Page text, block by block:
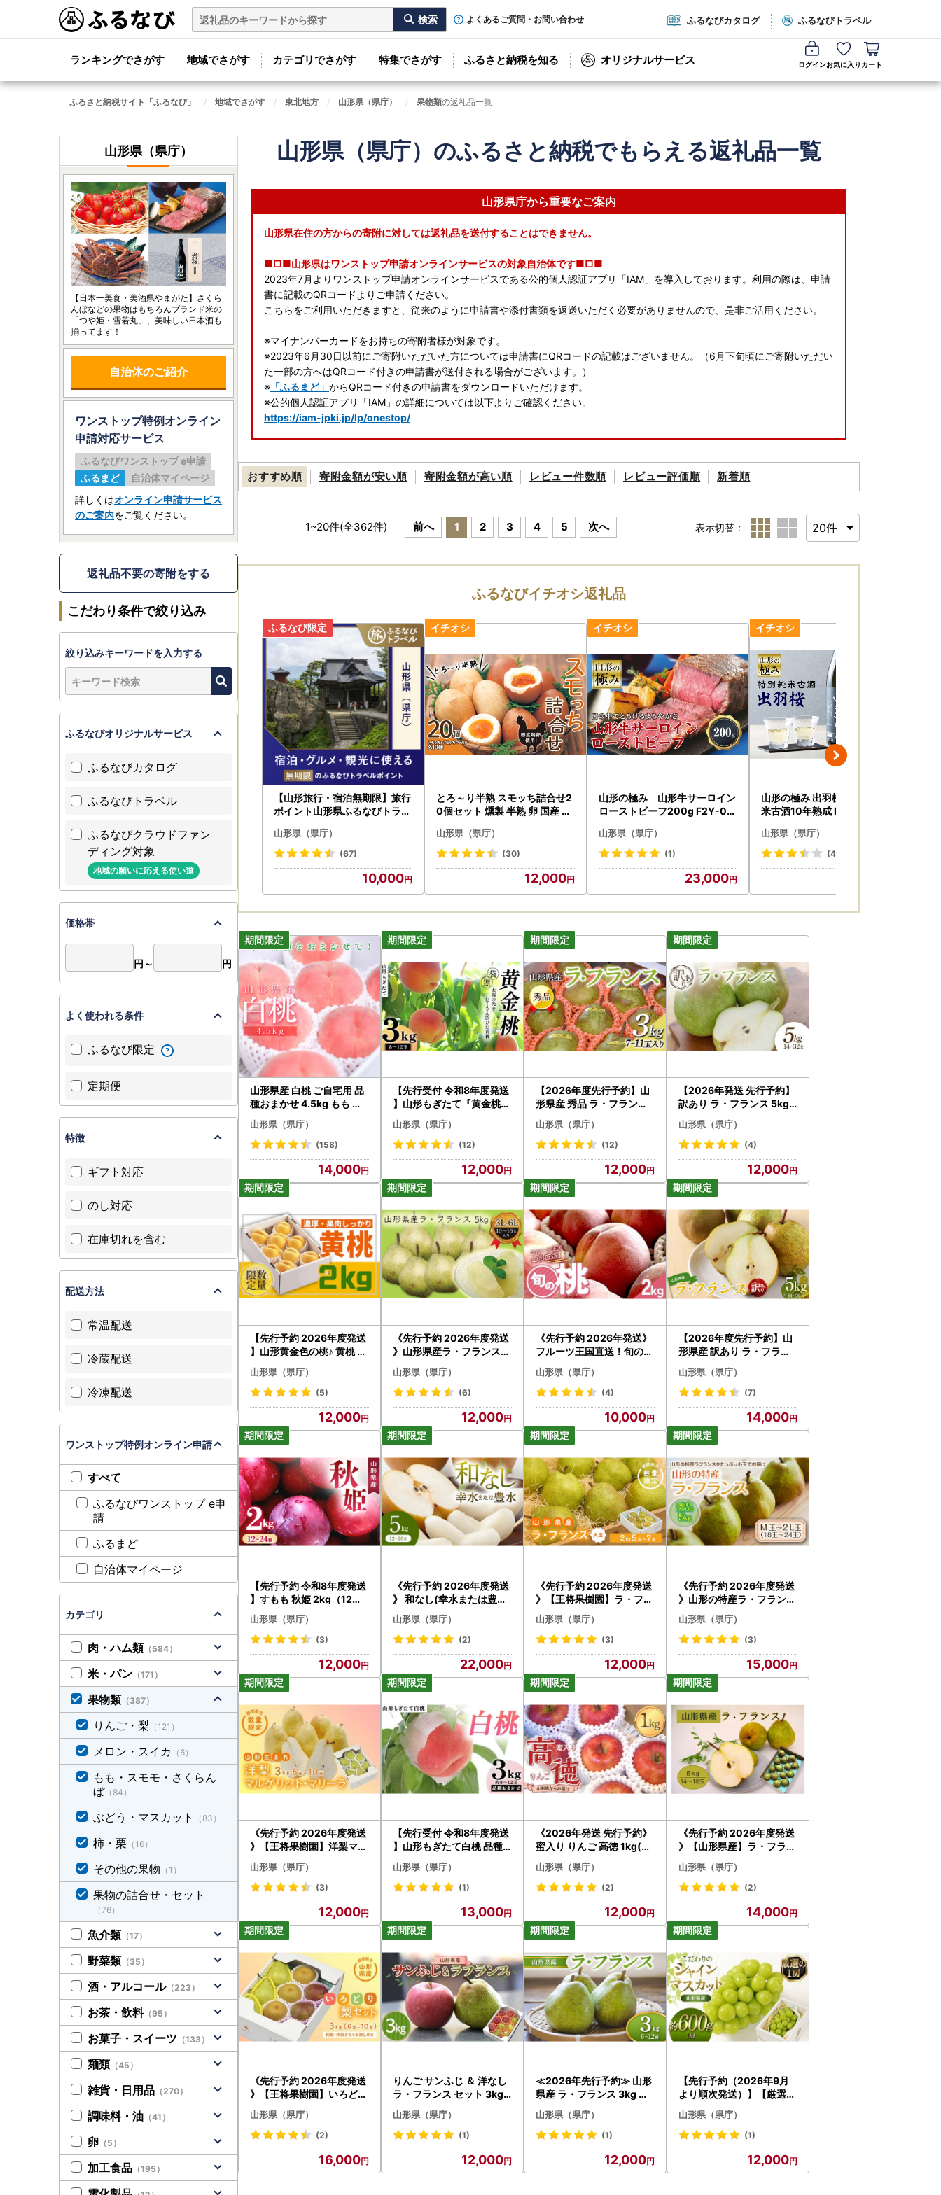
よくあるご質問・お問い合わせ ふるなびカタログ ふるなびトラベル
ランキングでさがす 地域でさがす カテゴリでさがす 特集でさがす ふるさと納税を知る オリジナルサービス ログインお気に入り カート
ふるさと納税サイト「ふるなび」 地域でさがす 東北地方 山形県（県庁） 果物類の返礼品一覧
山形県（県庁）のふるさと納税でもらえる返礼品一覧
山形県庁から重要なご案内
山形県在住の方からの寄附に対しては返礼品を送付することはできません。
■□■山形県はワンストップ申請オンラインサービスの対象自治体です■□■
2023年7月よりワンストップ申請オンラインサービスである公的個人認証アプリ「IAM」を導入しております。利用の際は、申請
書に記載のQRコードよりご申請ください。
こちらをご利用いただきますと、従来のように申請書や添付書類を返送いただく必要がありませんので、是非ご活用ください。
※マイナンバーカードをお持ちの寄附者様が対象です。
※2023年6月30日以前にご寄附いただいた方については申請書にQRコードの記載はございません。（6月下旬頃にご寄附いただい
た一部の方へはQRコード付きの申請書が送付される場合がございます。）
※ 「ふるまど」 からQRコード付きの申請書をダウンロードいただけます。
※公的個人認証アプリ「IAM」の詳細については以下よりご確認ください。
https://iam-jpki.jp/lp/onestop/
【重要】ヤマト運輸の荷物転送有料化のお知らせ
ヤマト運輸の規定変更により、2023年6月1日（木）以降、お荷物の送り状に記載されたご住所以外にお届け先を変更（転送）す
る場合、送り状に記載されたお届け先から変更後のお届け先までの配送料が着払いで発生いたします。
なお、ご贈答用の場合でも受取人様に着払いでご負担いただくことになりますので、お届け先のご住所をご入力いただく際には十
分にご注意いただいた上でお申込いただきますようよろしくお願い申し上げます。
をご確認ください。
おすすめ順 寄附金額が安い順 寄附金額が高い順 レビュー件数順 レビュー評価順 新着順
1~20件(全362件) 前へ 1 2 3 4 5 次へ 表示切替：
ふるなびイチオシ返礼品
【山形旅行・宿泊無期限】旅行
ポイント山形県ふるなびトラベ
山形県（県庁）
(67)
10,000
とろ～り半熟 スモッち詰合せ2
0個セット 燻製 半熟 卵 国産 お
い 味付き 塩味 たまご すもっち
ギフト F2Y-0772
山形県（県庁）
(30)
12,000
山形の極み 山形牛サーロイン
ローストビーフ200g F2Y-00
山形県（県庁）
(1)
23,000
山形の極み 出羽桜酒造 特別純
米古酒10年熟成 F2Y-0492
山形県（県庁）
(4)
山形県産 白桃 ご自宅用 品
種おまかせ 4.5kg もも フ
ルーツ 【FSY-2742】
山形県（県庁）
(158)
14,000
【先行受付 令和8年度発送
】山形もぎたて『黄金桃』
(無袋)3kg FSY-2538
山形県（県庁）
(12)
12,000
【2026年度先行予約】山
形県産 秀品 ラ・フランス
3kg なし ナシ 梨 デザート
フルーツ 果物 くだもの 果
実 食品 山形県 FSY-0454
山形県（県庁）
(12)
12,000
【2026年発送 先行予約】
訳あり ラ・フランス 5kg 1
4～32玉 なし ナシ 梨 デザ
ート フルーツ 果物 くだも
の 果実 食品 山形県 FSY-0
697
山形県（県庁）
(4)
12,000
【先行予約 2026年度発送
】山形黄金色の桃♪ 黄桃 秀
品 2kg FSY-2551
山形県（県庁）
(5)
12,000
《先行予約 2026年度発送
》山形県産ラ・フランス5
kg（10～16玉 3L～6L）
なし ナシ 梨 デザート フル
ーツ 果物 くだもの 果実 食
品 山形県 FSY-0382
山形県（県庁）
(6)
12,000
《先行予約 2026年発送》
フルーツ王国直送！旬の桃
秀 約2kg FSY-2528
山形県（県庁）
(4)
10,000
【2026年度先行予約】山
形県産 訳あり ラ・フラン
ス 5kg なし ナシ 梨 デザー
ト フルーツ 果物 くだもの
果実 食品 山形県 FSY-072
5
山形県（県庁）
(7)
14,000
【先行予約 令和8年度発送
】すもも 秋姫 2kg（12～2
4玉） フルーツ 果物 くだ
もの 果実 食品 山形県 FSY
-0666
山形県（県庁）
(3)
12,000
《先行予約 2026年度発送
》 和なし(幸水または豊水)
5kg なし ナシ 梨 デザート
フルーツ 果物 くだもの 果
実 食品 山形県 FSY-0709
山形県（県庁）
(2)
22,000
《先行予約 2026年度発送
》【王将果樹園】ラ・フラ
ンス大玉2kg～生産量日本
一のまちより～ なし ナシ
梨 デザート フルーツ 果物
くだもの 果実 食品 山形県
山形県（県庁）
(3)
12,000
《先行予約 2026年度発送
》山形の特産ラ・フランス
5kg☆小玉をお届け！ なし
ナシ 梨 デザート フルーツ
果物 くだもの 果実 食品 山
形県 FSY-0115
山形県（県庁）
(3)
15,000
《先行予約 2026年度発送
》【王将果樹園】洋梨マル
ゲリット・マリーラ 3kg
なし ナシ 梨 デザート フル
ーツ 果物 くだもの 果実 食
品 山形県 FSY-2569
山形県（県庁）
(3)
12,000
【先行受付 令和8年度発送
】山形もぎたて白桃 品種
おまかせ3kg FSY-2036
山形県（県庁）
(1)
13,000
《2026年発送 先行予約》
蜜入り りんご 高徳 1kg(5
～7玉) 秀品 山形県産 ギフ
トBOX入り 果物 フルーツ
FSY-2719
山形県（県庁）
(2)
12,000
《先行予約 2026年度発送
》【山形県産】ラ・フラン
ス5kg（14～18玉/2L～4L
） なし ナシ 梨 デザート フ
ルーツ 果物 くだもの 果実
食品 山形県 FSY-0404
山形県（県庁）
(2)
14,000
《先行予約 2026年度発送
》【王将果樹園】いろどり
梨セット なし ナシ 梨 デザ
ート フルーツ 果物 くだも
の 果実 食品 山形県 FSY-2
565
山形県（県庁）
(2)
16,000
りんご サンふじ ＆ 洋なし
ラ・フランス セット 3kg
秀品 ギフト箱入り 山形県
産 【令和8年度 先行予約】
FSY-1390
山形県（県庁）
(1)
12,000
≪2026年先行予約≫ 山形
県産 ラ・フランス 3kg な
し ナシ 梨 デザート フルー
ツ 果物 くだもの 果実 食品
山形県 FSY-2693
山形県（県庁）
(1)
12,000
【先行予約（2026年9月
より順次発送）】【厳選の
1房】こだわりの シャイン
マスカット 約600g 山形県
産 FSY-2534
山形県（県庁）
(1)
12,000
山形県（県庁）
【日本一美食・美酒県やまがた】さくら
んぼなどの果物はもちろんブランド米の
「つや姫・雪若丸」、美味しい日本酒も
揃ってます！
自治体のご紹介
ワンストップ特例オンライン
申請対応サービス
ふるなびワンストップ e申請
ふるまど
自治体マイページ
詳しくはオンライン申請サービス
のご案内をご覧ください。
返礼品不要の寄附をする
こだわり条件で絞り込み
絞り込みキーワードを入力する
ふるなびオリジナルサービス
ふるなびカタログ
ふるなびトラベル
ふるなびクラウドファン
ディング対象
地域の願いに応える使い道
価格帯
円～ 円
よく使われる条件
ふるなび限定
定期便
特徴
ギフト対応
のし対応
在庫切れを含む
配送方法
常温配送
冷蔵配送
冷凍配送
ワンストップ特例オンライン申請
すべて
ふるなびワンストップ e申
請
ふるまど
自治体マイページ
カテゴリ
肉・ハム類 （584）
米・パン （171）
果物類 （387）
りんご・梨 （121）
メロン・スイカ （6）
もも・スモモ・さくらん
ぼ（84）
ぶどう・マスカット （83）
柿・栗 （16）
その他の果物 （1）
果物の詰合せ・セット
（76）
魚介類 （17）
野菜類 （35）
酒・アルコール（223）
お茶・飲料（95）
お菓子・スイーツ （133）
麺類 （45）
雑貨・日用品 （270）
調味料・油 （41）
卵 （5）
加工食品 （195）